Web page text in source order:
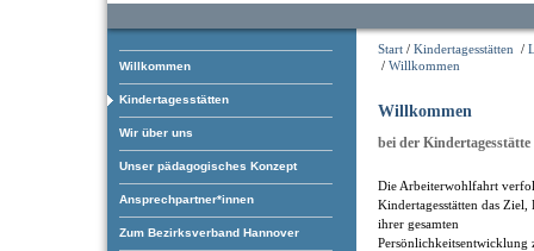
Willkommen
Kindertagesstätten
Wir über uns
Unser pädagogisches Konzept
Ansprechpartner*innen
Zum Bezirksverband Hannover
Start / Kindertagesstätten /
/ Willkommen
Willkommen
bei der Kindertagesstätte
Die Arbeiterwohlfahrt
Kindertagesstätten das
ihrer gesamten
Persönlichkeitsentwicklung